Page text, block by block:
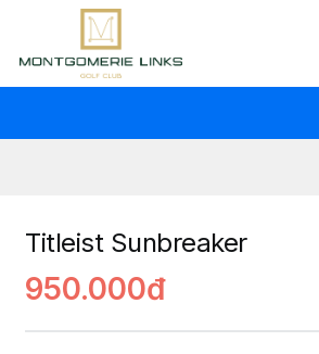
Titleist Sunbreaker
950.000đ